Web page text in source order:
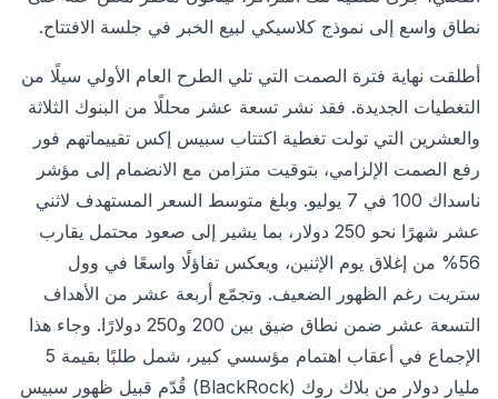
نطاق واسع إلى نموذج كلاسيكي لبيع الخبر في جلسة الافتتاح.
أطلقت نهاية فترة الصمت التي تلي الطرح العام الأولي سيلًا من
التغطيات الجديدة. فقد نشر تسعة عشر محللًا من البنوك الثلاثة
والعشرين التي تولت تغطية اكتتاب سبيس إكس تقييماتهم فور
رفع الصمت الإلزامي، بتوقيت متزامن مع الانضمام إلى مؤشر
ناسداك 100 في 7 يوليو. وبلغ متوسط السعر المستهدف لاثني
عشر شهرًا نحو 250 دولار، بما يشير إلى صعود محتمل يقارب
56% من إغلاق يوم الإثنين، ويعكس تفاؤلًا واسعًا في وول
ستريت رغم الظهور الضعيف. وتجمّع أربعة عشر من الأهداف
التسعة عشر ضمن نطاق ضيق بين 200 و250 دولارًا. وجاء هذا
الإجماع في أعقاب اهتمام مؤسسي كبير، شمل طلبًا بقيمة 5
مليار دولار من بلاك روك (BlackRock) قُدّم قبيل ظهور سبيس